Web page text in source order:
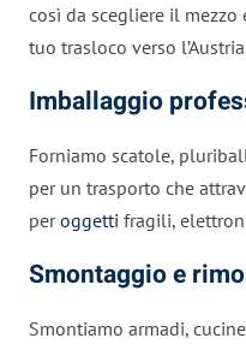
così da scegliere il mezzo
tuo trasloco verso
Imballaggio
Forniamo scatole,
per un trasporto che
peroggetti fragili,
Smontaggio e
Smontiamo armadi,